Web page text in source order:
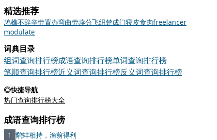
精选推荐
鸠樵不辞辛劳置办弯曲劳燕分飞织楚成门寝皮食肉freelancer
modulate
词典目录
组词查询排行榜成语查询排行榜单词查询排行榜
笔顺查询排行榜近义词查询排行榜反义词查询排行榜
◎快捷导航
热门查询排行榜大全
成语查询排行榜
1 鹬蚌相持，渔翁得利